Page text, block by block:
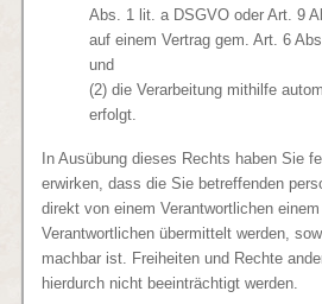
Abs. 1 lit. a DSGVO oder Art. 9
auf einem Vertrag gem. Art. 6
und
(2) die Verarbeitung mithilfe
erfolgt.
In Ausübung dieses Rechts haben Sie
erwirken, dass die Sie betreffenden
direkt von einem Verantwortlichen
Verantwortlichen übermittelt werden,
machbar ist. Freiheiten und Rechte
hierdurch nicht beeinträchtigt werden.